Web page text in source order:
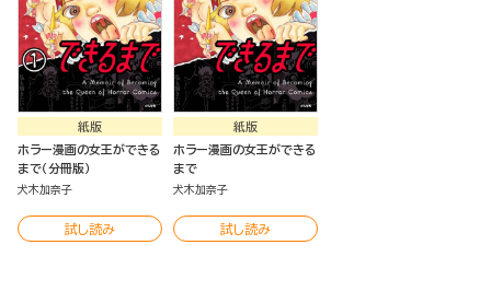
紙版
ホラー漫画の女王ができる
まで（分冊版）
犬木加奈子
試し読み
紙版
ホラー漫画の女王ができる
まで
犬木加奈子
試し読み